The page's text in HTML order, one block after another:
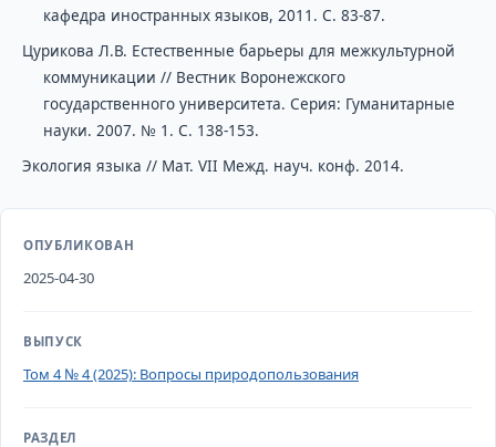
кафедра иностранных языков, 2011. С. 83-87.
Цурикова Л.В. Естественные барьеры для межкультурной
коммуникации // Вестник Воронежского
государственного университета. Серия: Гуманитарные
науки. 2007. № 1. С. 138-153.
Экология языка // Мат. VII Межд. науч. конф. 2014.
ОПУБЛИКОВАН
2025-04-30
ВЫПУСК
Том 4 № 4 (2025): Вопросы природопользования
РАЗДЕЛ